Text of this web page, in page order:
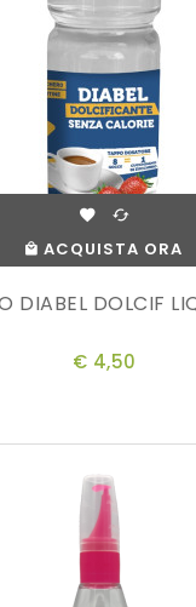
ACQUISTA ORA
DIABEL DOLCIF
€ 4,50